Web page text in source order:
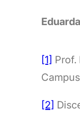
[1] Prof.
[2]